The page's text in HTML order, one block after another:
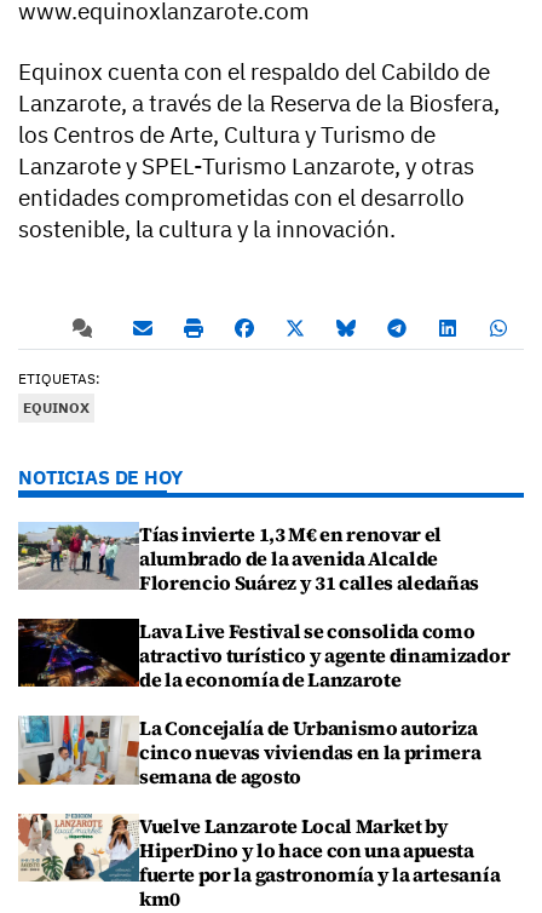
www.equinoxlanzarote.com
Equinox cuenta con el respaldo del Cabildo de
Lanzarote, a través de la Reserva de la Biosfera,
los Centros de Arte, Cultura y Turismo de
Lanzarote y SPEL-Turismo Lanzarote, y otras
entidades comprometidas con el desarrollo
sostenible, la cultura y la innovación.
ETIQUETAS:
EQUINOX
NOTICIAS DE HOY
Tías invierte 1,3 M€ en renovar el
alumbrado de la avenida Alcalde
Florencio Suárez y 31 calles aledañas
Lava Live Festival se consolida como
atractivo turístico y agente dinamizador
de la economía de Lanzarote
La Concejalía de Urbanismo autoriza
cinco nuevas viviendas en la primera
semana de agosto
Vuelve Lanzarote Local Market by
HiperDino y lo hace con una apuesta
fuerte por la gastronomía y la artesanía
km0